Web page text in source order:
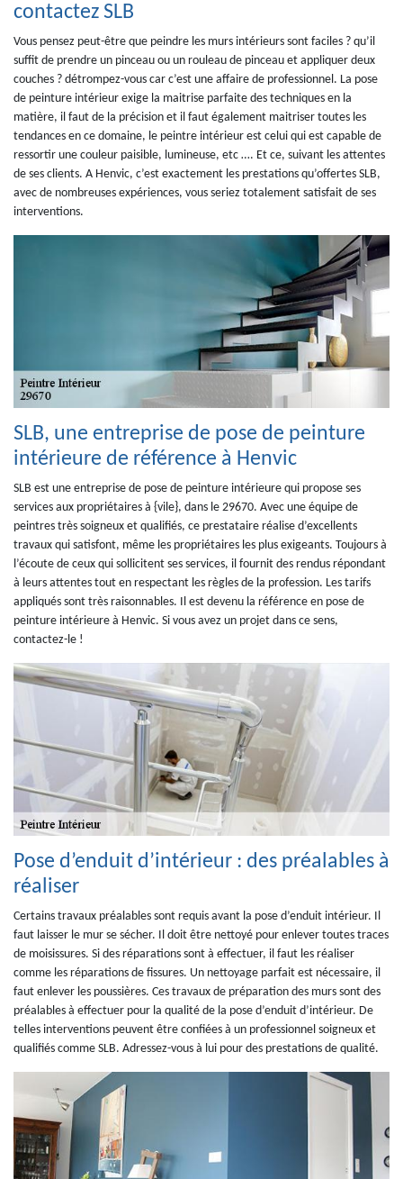
contactez SLB
Vous pensez peut-être que peindre les murs intérieurs sont faciles ? qu’il
suffit de prendre un pinceau ou un rouleau de pinceau et appliquer deux
couches ? détrompez-vous car c’est une affaire de professionnel. La pose
de peinture intérieur exige la maitrise parfaite des techniques en la
matière, il faut de la précision et il faut également maitriser toutes les
tendances en ce domaine, le peintre intérieur est celui qui est capable de
ressortir une couleur paisible, lumineuse, etc …. Et ce, suivant les attentes
de ses clients. A Henvic, c’est exactement les prestations qu’offertes SLB,
avec de nombreuses expériences, vous seriez totalement satisfait de ses
interventions.
SLB, une entreprise de pose de peinture
intérieure de référence à Henvic
SLB est une entreprise de pose de peinture intérieure qui propose ses
services aux propriétaires à {vile}, dans le 29670. Avec une équipe de
peintres très soigneux et qualifiés, ce prestataire réalise d’excellents
travaux qui satisfont, même les propriétaires les plus exigeants. Toujours à
l’écoute de ceux qui sollicitent ses services, il fournit des rendus répondant
à leurs attentes tout en respectant les règles de la profession. Les tarifs
appliqués sont très raisonnables. Il est devenu la référence en pose de
peinture intérieure à Henvic. Si vous avez un projet dans ce sens,
contactez-le !
Pose d’enduit d’intérieur : des préalables à
réaliser
Certains travaux préalables sont requis avant la pose d’enduit intérieur. Il
faut laisser le mur se sécher. Il doit être nettoyé pour enlever toutes traces
de moisissures. Si des réparations sont à effectuer, il faut les réaliser
comme les réparations de fissures. Un nettoyage parfait est nécessaire, il
faut enlever les poussières. Ces travaux de préparation des murs sont des
préalables à effectuer pour la qualité de la pose d’enduit d’intérieur. De
telles interventions peuvent être confiées à un professionnel soigneux et
qualifiés comme SLB. Adressez-vous à lui pour des prestations de qualité.